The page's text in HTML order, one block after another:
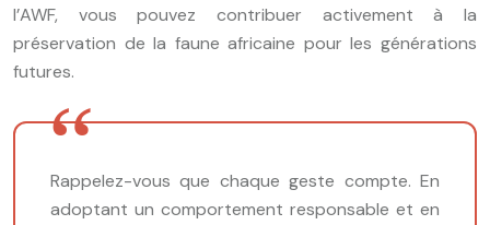
l’AWF, vous pouvez contribuer activement à la
préservation de la faune africaine pour les générations
futures.
Rappelez-vous que chaque geste compte. En
adoptant un comportement responsable et en